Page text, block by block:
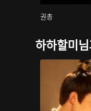
권총
하하할미